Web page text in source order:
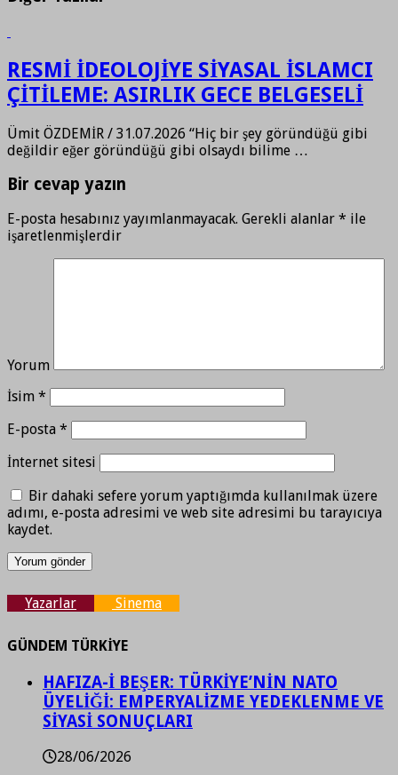
RESMİ İDEOLOJİYE SİYASAL İSLAMCI
ÇİTİLEME: ASIRLIK GECE BELGESELİ
Ümit ÖZDEMİR / 31.07.2026 “Hiç bir şey göründüğü gibi
değildir eğer göründüğü gibi olsaydı bilime …
Bir cevap yazın
E-posta hesabınız yayımlanmayacak. Gerekli alanlar * ile
işaretlenmişlerdir
Yorum
İsim *
E-posta *
İnternet sitesi
Bir dahaki sefere yorum yaptığımda kullanılmak üzere
adımı, e-posta adresimi ve web site adresimi bu tarayıcıya
kaydet.
Yazarlar Sinema
GÜNDEM TÜRKİYE
HAFIZA-İ BEŞER: TÜRKİYE’NİN NATO
ÜYELİĞİ: EMPERYALİZME YEDEKLENME VE
SİYASİ SONUÇLARI
28/06/2026